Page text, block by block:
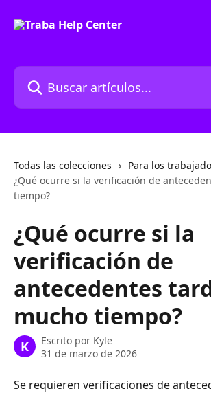
Buscar artículos...
Todas las colecciones
Para los
¿Qué ocurre si la verificación de
tiempo?
¿Qué ocurre si la
verificación de
antecedentes
mucho tiempo?
K Escrito por Kyle
31 de marzo de 2026
Se requieren verificaciones de